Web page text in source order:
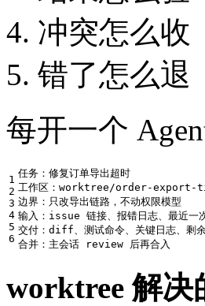
冲突怎么收
错了怎么退
每开一个
1
2
3
4
5
任务：修复订单导出超时
工作区：worktree/order-export-
边界：只改导出链路，不动权限模型
输入：issue 链接、报错日志、最近一
交付：diff、测试命令、关键日志、剩
worktree 解决